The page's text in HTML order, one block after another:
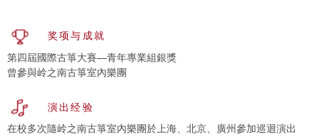
奖项与成就
第四屆國際古箏大賽—青年專業組銀獎
曾參與岭之南古箏室內樂團
演出经验
在校多次隨岭之南古箏室內樂團於上海、北京、廣州參加巡迴演出